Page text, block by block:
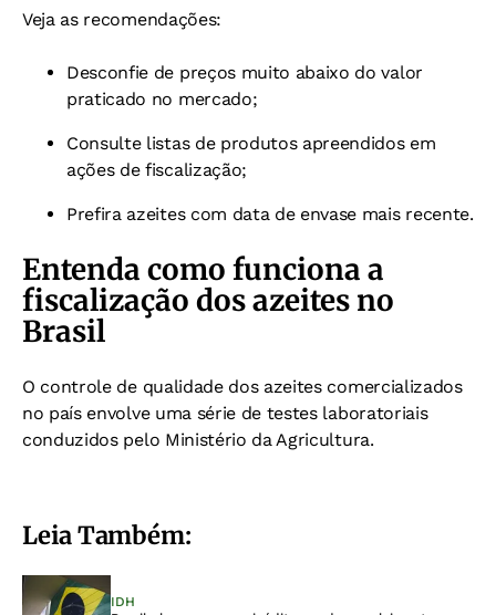
Veja as recomendações:
Desconfie de preços muito abaixo do valor
praticado no mercado;
Consulte listas de produtos apreendidos em
ações de fiscalização;
Prefira azeites com data de envase mais recente.
Entenda como funciona a
fiscalização dos azeites no
Brasil
O controle de qualidade dos azeites comercializados
no país envolve uma série de testes laboratoriais
conduzidos pelo Ministério da Agricultura.
Leia Também:
IDH